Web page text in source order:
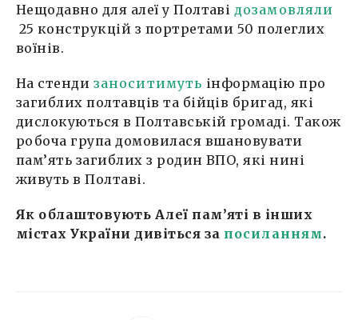
Нещодавно для алеї у Полтаві дозамовляли
25 конструкцій з портретами 50 полеглих
воїнів.
На стенди заноситимуть інформацію про
загиблих полтавців та бійців бригад, які
дислокуються в Полтавській громаді. Також
робоча група домовилася вшановувати
пам’ять загиблих з родин ВПО, які нині
живуть в Полтаві.
Як облаштовують Алеї пам’яті в інших
містах України дивіться за посиланням.